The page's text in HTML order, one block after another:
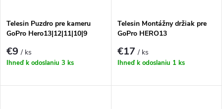
Telesin Puzdro pre kameru
GoPro Hero13|12|11|10|9
€9/ ks
Ihneď k odoslaniu 3 ks
Telesin Montážny držiak pre
GoPro HERO13
€17/ ks
Ihneď k odoslaniu 1 ks